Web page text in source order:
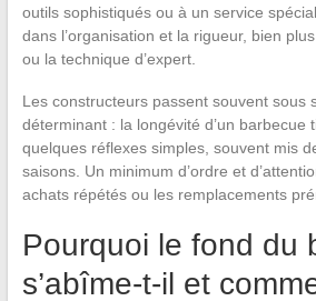
outils sophistiqués ou à un service
dans l’organisation et la rigueur, bien
ou la technique d’expert.
Les constructeurs passent souvent sous
déterminant : la longévité d’un barbecue
quelques réflexes simples, souvent mis
saisons. Un minimum d’ordre et
achats répétés ou les remplacements
Pourquoi le fond du
s’abîme-t-il et